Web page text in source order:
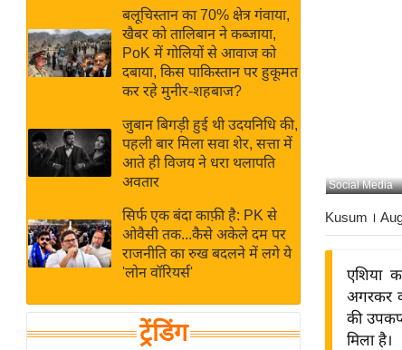
Hindi
Hindi
Videos
राय
बजट
IPL
2026
ई-पेपर
मिसाल बेमिसाल
शख्सियत
यंग इंडिया
साहित्य जगत
बलूचिस्तान का 70% क्षेत्र गंवाया,
खैबर को तालिबान ने कब्जाया,
PoK में गोलियों से आवाज को
दबाया, किस पाकिस्तान पर हुकूमत
कर रहे मुनीर-शहबाज?
जुबान बिगड़ी हुई थी उदयनिधि की,
पहली बार मिला सवा शेर, सत्ता में
आते ही विजय ने धरा थलापति
अवतार
सिर्फ एक बंदा काफ़ी है: PK से
ओवैसी तक...कैसे अकेले दम पर
राजनीति का रुख बदलने में लगे ये
'लोन वॉरियर्स'
ट्रेंडिंग
Social Media
Kusum ।
एशिया
अगरकर
की
मिला है।